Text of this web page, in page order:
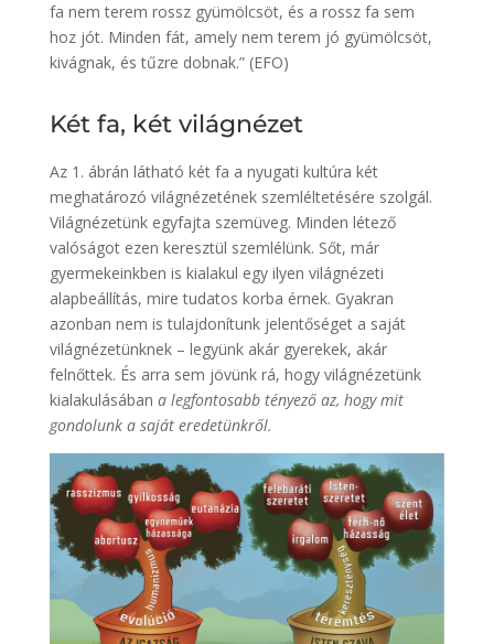
fa nem terem rossz gyümölcsöt, és a rossz fa sem
hoz jót. Minden fát, amely nem terem jó gyümölcsöt,
kivágnak, és tűzre dobnak.” (EFO)
Két fa, két világnézet
Az 1. ábrán látható két fa a nyugati kultúra két
meghatározó világnézetének szemléltetésére szolgál.
Világnézetünk egyfajta szemüveg. Minden létező
valóságot ezen keresztül szemlélünk. Sőt, már
gyermekeinkben is kialakul egy ilyen világnézeti
alapbeállítás, mire tudatos korba érnek. Gyakran
azonban nem is tulajdonítunk jelentőséget a saját
világnézetünknek – legyünk akár gyerekek, akár
felnőttek. És arra sem jövünk rá, hogy világnézetünk
kialakulásában a legfontosabb tényező az, hogy mit
gondolunk a saját eredetünkről.